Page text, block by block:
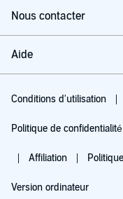
Nous contacter
Aide
Conditions d'utilisation
Politique de confidentialité
Affiliation
Version ordinateur